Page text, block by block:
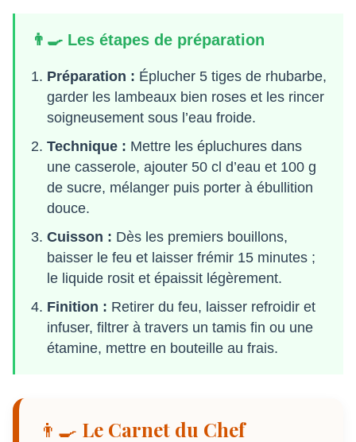
👨‍🍳 Les étapes de préparation
Préparation : Éplucher 5 tiges de rhubarbe,
garder les lambeaux bien roses et les rincer
soigneusement sous l’eau froide.
Technique : Mettre les épluchures dans
une casserole, ajouter 50 cl d’eau et 100 g
de sucre, mélanger puis porter à ébullition
douce.
Cuisson : Dès les premiers bouillons,
baisser le feu et laisser frémir 15 minutes ;
le liquide rosit et épaissit légèrement.
Finition : Retirer du feu, laisser refroidir et
infuser, filtrer à travers un tamis fin ou une
étamine, mettre en bouteille au frais.
👨‍🍳 Le Carnet du Chef